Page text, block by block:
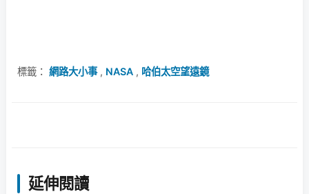
標籤： 網路大小事, NASA , 哈伯太空望遠鏡
延伸閱讀